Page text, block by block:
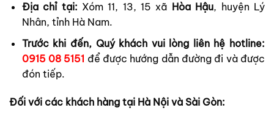
Địa chỉ tại: Xóm 11, 13, 15 xã Hòa Hậu, huyện Lý
Nhân, tỉnh Hà Nam.
Trước khi đến, Quý khách vui lòng liên hệ hotline:
0915 08 5151 để được hướng dẫn đường đi và được
đón tiếp.
Đối với các khách hàng tại Hà Nội và Sài Gòn: